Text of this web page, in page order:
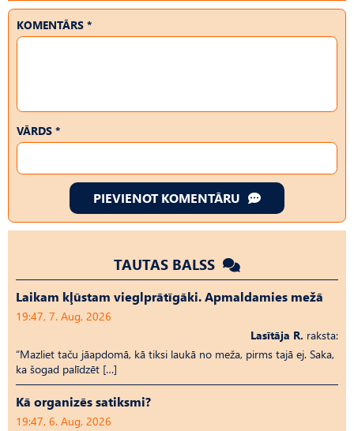
KOMENTĀRS *
VĀRDS *
PIEVIENOT KOMENTĀRU
TAUTAS BALSS
Laikam kļūstam vieglprātīgāki. Apmaldamies mežā
19:47, 7. Aug, 2026
Lasītāja R. raksta:
“Mazliet taču jāapdomā, kā tiksi laukā no meža, pirms tajā ej. Saka,
ka šogad palīdzēt […]
Kā organizēs satiksmi?
19:47, 6. Aug, 2026